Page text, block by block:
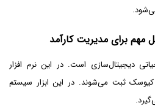
مهم برای مدیریت کارآمد
دیجیتال‌سازی است. در این نرم افزار
ثبت می‌شوند. در این ابزار سیستم